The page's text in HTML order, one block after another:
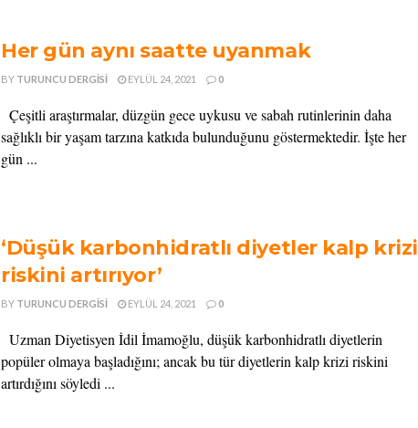
Her gün aynı saatte uyanmak
BY TURUNCU DERGISI EYLÜL 24, 2021 0
Çeşitli araştırmalar, düzgün gece uykusu ve sabah rutinlerinin daha
sağlıklı bir yaşam tarzına katkıda bulunduğunu göstermektedir. İşte her
gün ...
‘Düşük karbonhidratlı diyetler kalp krizi
riskini artırıyor’
BY TURUNCU DERGISI EYLÜL 24, 2021 0
Uzman Diyetisyen İdil İmamoğlu, düşük karbonhidratlı diyetlerin
popüler olmaya başladığını; ancak bu tür diyetlerin kalp krizi riskini
artırdığını söyledi ...